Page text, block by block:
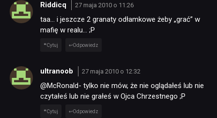
NEWSY
Riddicq 27 maja 2010 o 11:26
taa… i jeszcze 2 granaty odłamkowe żeby „grać” w
mafię w realu… ;P
Cytuj Odpowiedz
ultranoob 27 maja 2010 o 12:32
@McRonald- tylko nie mów, że nie oglądałeś lub nie
czytałeś lub nie grałeś w Ojca Chrzestnego ;P
Cytuj Odpowiedz